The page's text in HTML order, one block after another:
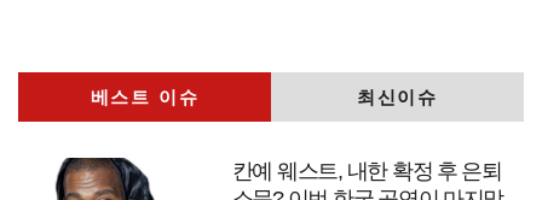
베스트 이슈 최신이슈
칸예 웨스트, 내한 확정 후 은퇴